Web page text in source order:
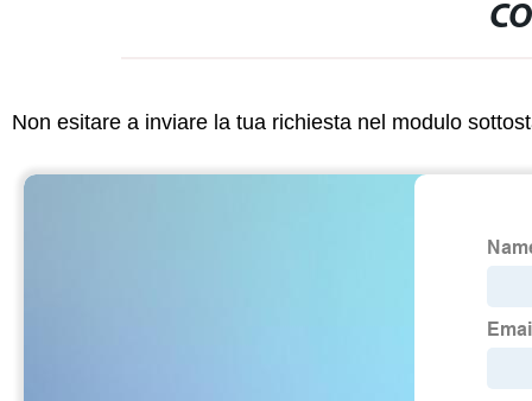
Non esitare a inviare la tua richiesta nel modulo